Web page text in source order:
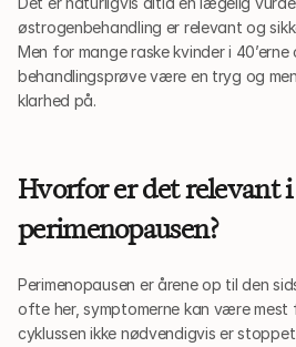
østrogenbehandling er relevant og
Men for mange raske kvinder i 40’erne
behandlingsprøve være en tryg og
klarhed på.
Hvorfor er det relevant i
perimenopausen?
Perimenopausen er årene op til den
ofte her, symptomerne kan være
cyklussen ikke nødvendigvis er